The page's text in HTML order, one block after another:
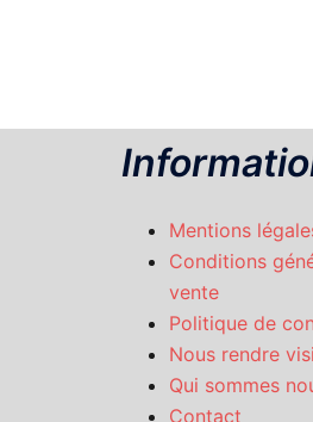
Mentions
Conditions
vente
Politique de
Nous rendre
Qui sommes
Contact